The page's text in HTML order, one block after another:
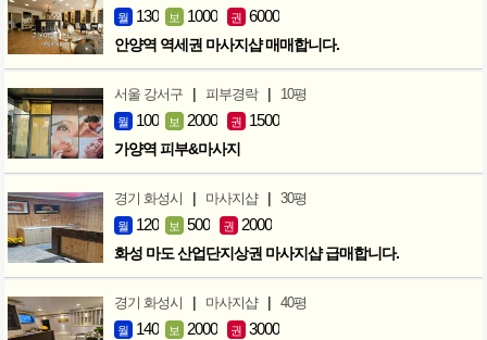
월 130 보 1000 권 6000
안양역 역세권 마사지샵 매매합니다.
서울 강서구 | 피부경락 | 10평
월 100 보 2000 권 1500
가양역 피부&마사지
경기 화성시 | 마사지샵 | 30평
월 120 보 500 권 2000
화성 마도 산업단지상권 마사지샵 급매합니다.
경기 화성시 | 마사지샵 | 40평
월 140 보 2000 권 3000